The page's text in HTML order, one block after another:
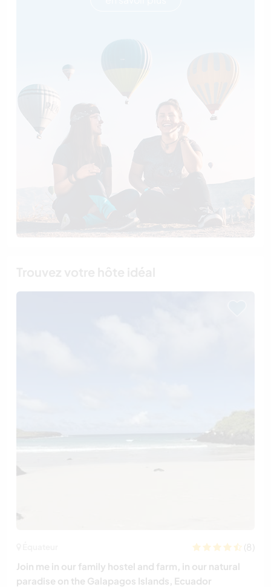
(8)
Join me in our family hostel and farm, in our natural
paradise on the Galapagos Islands, Ecuador